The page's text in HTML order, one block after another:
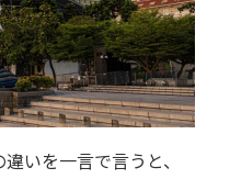
いを一言で言うと、